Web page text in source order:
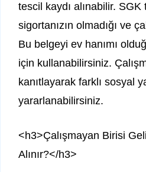
tescil kaydı alınabilir. SGK
sigortanızın olmadığı ve
Bu belgeyi ev hanımı
için kullanabilirsiniz.
kanıtlayarak farklı sosyal
yararlanabilirsiniz.
<h3>Çalışmayan Birisi
Alınır?</h3>